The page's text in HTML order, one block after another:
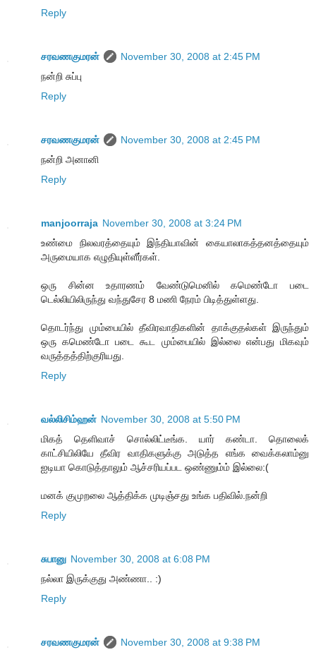
Reply
சரவணகுமரன்
November 30, 2008 at 2:45 PM
நன்றி சுப்பு
Reply
சரவணகுமரன்
November 30, 2008 at 2:45 PM
நன்றி அனானி
Reply
manjoorraja November 30, 2008 at 3:24 PM
உண்மை நிலவரத்தையும் இந்தியாவின் கையாலாகத்தனத்தையும்
அருமையாக எழுதியுள்ளீர்கள்.
ஒரு சின்ன உதாரணம் வேண்டுமெனில் கமெண்டோ படை
டெல்லியிலிருந்து வந்துசேர 8 மணி நேரம் பிடித்துள்ளது.
தொடர்ந்து மும்பையில் தீவிரவாதிகளின் தாக்குதல்கள் இருந்தும்
ஒரு கமெண்டோ படை கூட மும்பையில் இல்லை என்பது மிகவும்
வருத்தத்திற்குரியது.
Reply
வல்லிசிம்ஹன் November 30, 2008 at 5:50 PM
மிகத் தெளிவாச் சொல்லிட்டீங்க. யார் கண்டா. தொலைக்
காட்சியிலியே தீவிர வாதிகளுக்கு அடுத்த எங்க வைக்கலாம்னு
ஐடியா கொடுத்தாலும் ஆச்சரியப்பட ஒண்ணும்ம் இல்லை:(
மனக் குமுறலை ஆத்திக்க முடிஞ்சது உங்க பதிவில்.நன்றி
Reply
சுபானு November 30, 2008 at 6:08 PM
நல்லா இருக்குது அண்ணா.. :)
Reply
சரவணகுமரன்
November 30, 2008 at 9:38 PM